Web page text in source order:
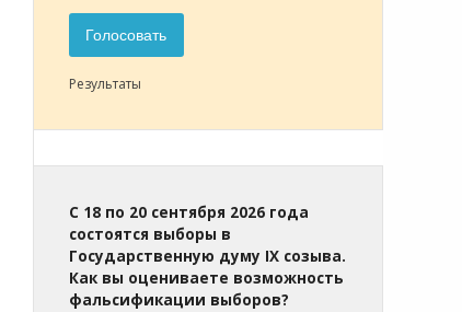
Голосовать
Результаты
С 18 по 20 сентября 2026 года
состоятся выборы в
Государственную думу IX созыва.
Как вы оцениваете возможность
фальсификации выборов?